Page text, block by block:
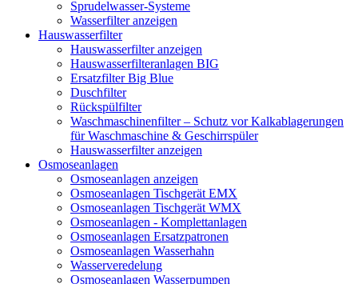
Sprudelwasser-Systeme
Wasserfilter anzeigen
Hauswasserfilter
Hauswasserfilter anzeigen
Hauswasserfilteranlagen BIG
Ersatzfilter Big Blue
Duschfilter
Rückspülfilter
Waschmaschinenfilter – Schutz vor Kalkablagerungen
für Waschmaschine & Geschirrspüler
Hauswasserfilter anzeigen
Osmoseanlagen
Osmoseanlagen anzeigen
Osmoseanlagen Tischgerät EMX
Osmoseanlagen Tischgerät WMX
Osmoseanlagen - Komplettanlagen
Osmoseanlagen Ersatzpatronen
Osmoseanlagen Wasserhahn
Wasserveredelung
Osmoseanlagen Wasserpumpen